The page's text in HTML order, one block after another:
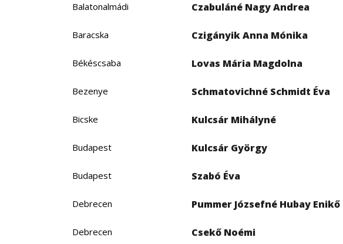
Balatonalmádi Czabuláné Nagy Andrea
Baracska Czigányik Anna Mónika
Békéscsaba Lovas Mária Magdolna
Bezenye Schmatovichné Schmidt Éva
Bicske Kulcsár Mihályné
Budapest Kulcsár György
Budapest Szabó Éva
Debrecen Pummer Józsefné Hubay Enikő
Debrecen Csekő Noémi